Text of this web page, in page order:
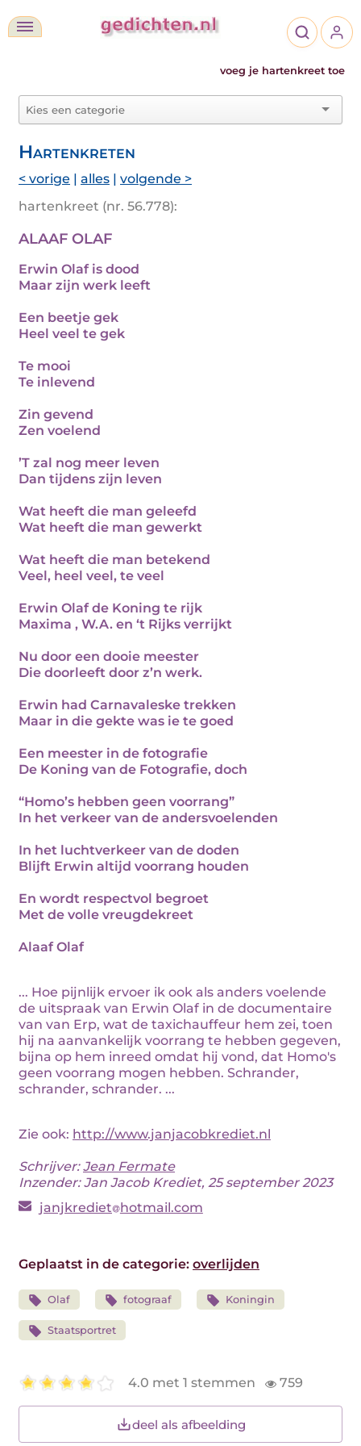
voeg je hartenkreet toe
Hartenkreten
< vorige | alles | volgende >
hartenkreet (nr. 56.778):
ALAAF OLAF
Erwin Olaf is dood
Maar zijn werk leeft
Een beetje gek
Heel veel te gek
Te mooi
Te inlevend
Zin gevend
Zen voelend
’T zal nog meer leven
Dan tijdens zijn leven
Wat heeft die man geleefd
Wat heeft die man gewerkt
Wat heeft die man betekend
Veel, heel veel, te veel
Erwin Olaf de Koning te rijk
Maxima , W.A. en ‘t Rijks verrijkt
Nu door een dooie meester
Die doorleeft door z’n werk.
Erwin had Carnavaleske trekken
Maar in die gekte was ie te goed
Een meester in de fotografie
De Koning van de Fotografie, doch
“Homo’s hebben geen voorrang”
In het verkeer van de andersvoelenden
In het luchtverkeer van de doden
Blijft Erwin altijd voorrang houden
En wordt respectvol begroet
Met de volle vreugdekreet
Alaaf Olaf
... Hoe pijnlijk ervoer ik ook als anders voelende
de uitspraak van Erwin Olaf in de documentaire
van van Erp, wat de taxichauffeur hem zei, toen
hij na aanvankelijk voorrang te hebben gegeven,
bijna op hem inreed omdat hij vond, dat Homo's
geen voorrang mogen hebben. Schrander,
schrander, schrander. ...
Zie ook: http://www.janjacobkrediet.nl
Schrijver:Jean Fermate
Inzender: Jan Jacob Krediet, 25 september 2023
janjkrediet hotmail.com
Geplaatst in de categorie: overlijden
Olaf fotograaf Koningin
Staatsportret
4.0 met 1 stemmen 759
deel als afbeelding